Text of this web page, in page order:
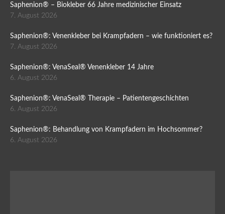
Saphenion® – Biokleber 66 Jahre medizinischer Einsatz
7. August 2026
Saphenion®: Venenkleber bei Krampfadern – wie funktioniert es?
7. August 2026
Saphenion®: VenaSeal® Venenkleber 14 Jahre
6. August 2026
Saphenion®: VenaSeal® Therapie – Patientengeschichten
6. August 2026
Saphenion®: Behandlung von Krampfadern im Hochsommer?
6. August 2026